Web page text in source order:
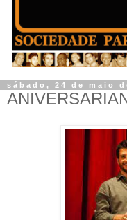
sábado, 24 de maio